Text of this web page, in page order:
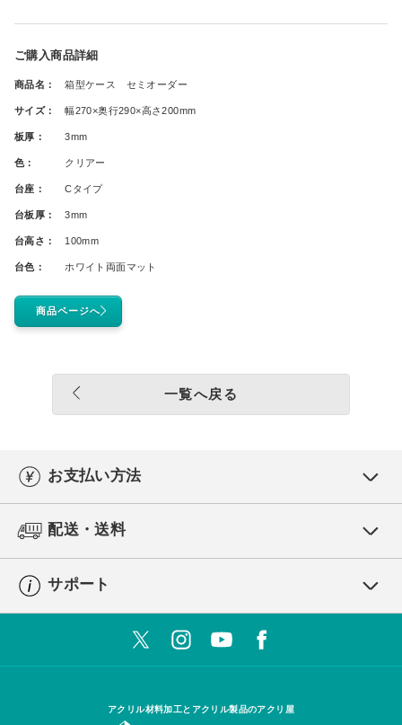
ご購入商品詳細
商品名： 箱型ケース セミオーダー
サイズ： 幅270×奥行290×高さ200mm
板厚： 3mm
色： クリアー
台座： Cタイプ
台板厚： 3mm
台高さ： 100mm
台色： ホワイト両面マット
商品ページへ
一覧へ戻る
お支払い方法
配送・送料
サポート
アクリル材料加工とアクリル製品のアクリ屋